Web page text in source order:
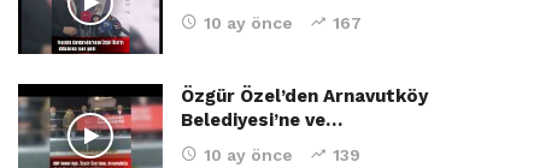
10 ay önce 167
Özgür Özel’den Arnavutköy
Belediyesi’ne ve…
10 ay önce 139